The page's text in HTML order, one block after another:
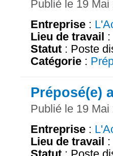
Publié le 19 Mai
Entreprise :
Lieu de travail :
Statut : Poste
Catégorie :
Préposé(e)
Publié le 19 Mai
Entreprise :
Lieu de travail :